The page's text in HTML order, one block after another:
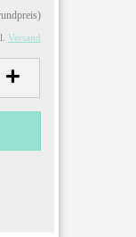
Versand